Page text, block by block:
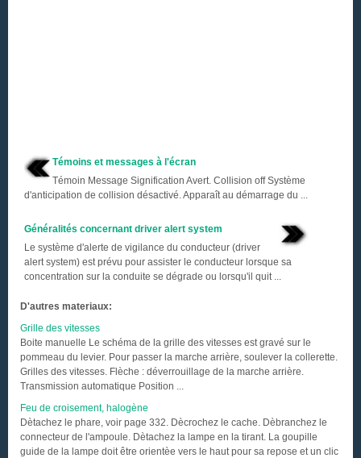
Témoins et messages à l'écran
Témoin Message Signification Avert. Collision off Système
d'anticipation de collision désactivé. Apparaît au démarrage du ...
Généralités concernant driver alert system
Le système d'alerte de vigilance du conducteur (driver
alert system) est prévu pour assister le conducteur lorsque sa
concentration sur la conduite se dégrade ou lorsqu'il quit ...
D'autres materiaux:
Grille des vitesses
Boite manuelle Le schéma de la grille des vitesses est gravé sur le
pommeau du levier. Pour passer la marche arrière, soulever la collerette.
Grilles des vitesses. Flèche : déverrouillage de la marche arrière.
Transmission automatique Position ...
Feu de croisement, halogène
Dètachez le phare, voir page 332. Dècrochez le cache. Dèbranchez le
connecteur de l'ampoule. Dètachez la lampe en la tirant. La goupille
guide de la lampe doit être orientèe vers le haut pour sa repose et un clic